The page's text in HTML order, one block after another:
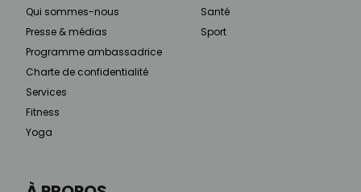
Qui sommes-nous
Presse & médias
Programme ambassadrice
Charte de confidentialité
Services
Fitness
Yoga
Santé
Sport